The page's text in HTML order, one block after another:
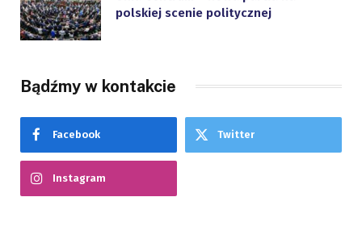
polskiej scenie politycznej
Bądźmy w kontakcie
Facebook Twitter
Instagram